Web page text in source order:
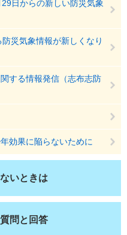
日からの新しい防災気象
災気象情報が新しくなり
する情報発信（志布志防
効果に陥らないために
いときは
問と回答